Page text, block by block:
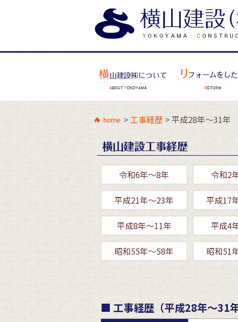
>工事経歴 >平成28年～31年
令和6年～8年 令和2
平成21年～23年 平成17
平成8年～11年 平成4
昭和55年～58年 昭和51
■ 工事経歴（平成28年～31年